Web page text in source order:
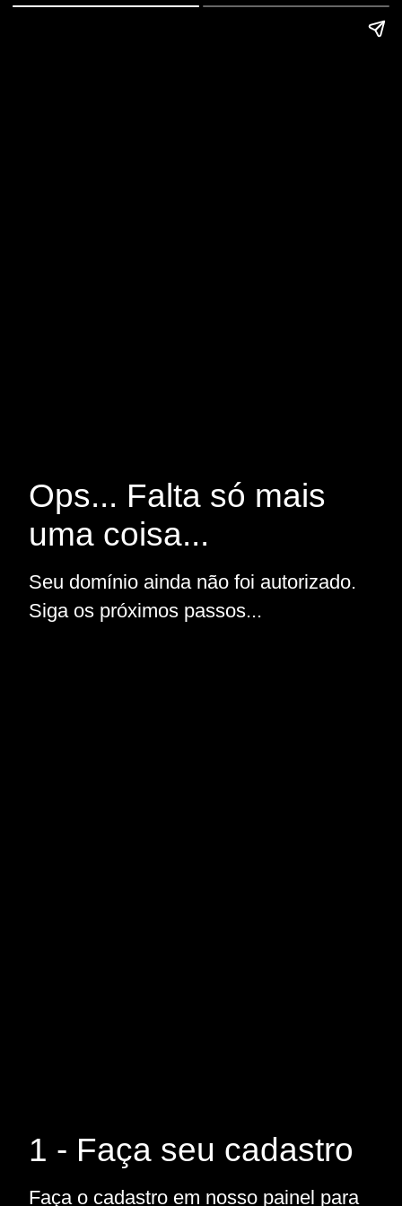
Ops... Falta só mais
uma coisa...
Seu domínio ainda não foi autorizado.
Siga os próximos passos...
1 - Faça seu cadastro
Faça o cadastro em nosso painel para